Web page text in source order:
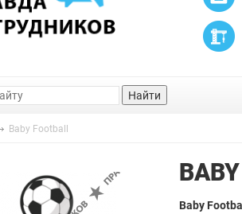
Найти
Baby Football
Baby